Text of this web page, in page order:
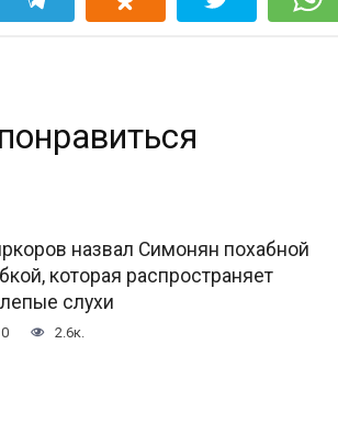
назвал Симонян похабной
которая распространяет
слухи
0 2.6к.